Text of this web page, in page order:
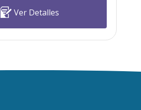
Ver Detalles